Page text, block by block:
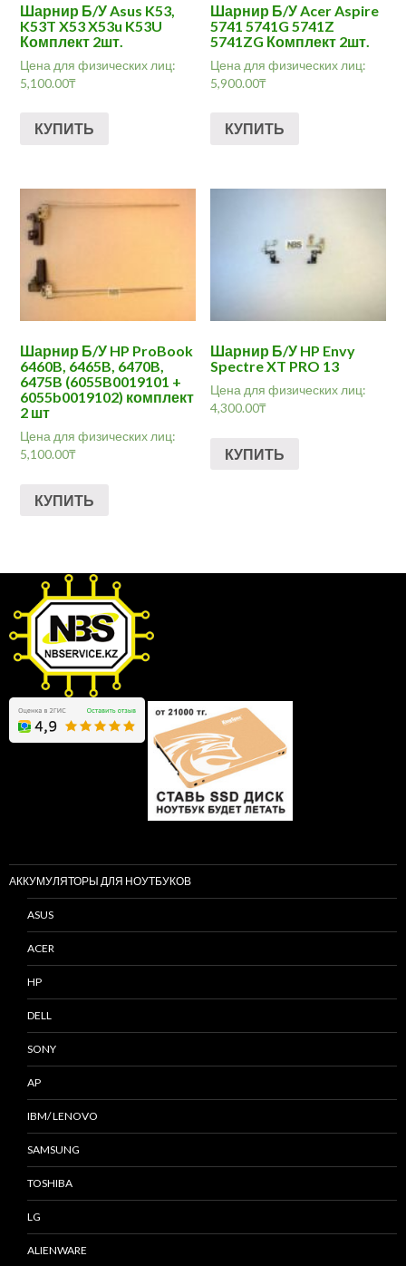
Шарнир Б/У Asus K53,
K53T X53 X53u K53U
Комплект 2шт.
Цена для физических лиц:
5,100.00₸
КУПИТЬ
Шарнир Б/У Acer Aspire
5741 5741G 5741Z
5741ZG Комплект 2шт.
Цена для физических лиц:
5,900.00₸
КУПИТЬ
Шарнир Б/У HP ProBook
6460B, 6465B, 6470B,
6475B (6055B0019101 +
6055b0019102) комплект
2 шт
Цена для физических лиц:
5,100.00₸
КУПИТЬ
Шарнир Б/У HP Envy
Spectre XT PRO 13
Цена для физических лиц:
4,300.00₸
КУПИТЬ
АККУМУЛЯТОРЫ ДЛЯ НОУТБУКОВ
ASUS
ACER
HP
DELL
SONY
AP
IBM/ LENOVO
SAMSUNG
TOSHIBA
LG
ALIENWARE